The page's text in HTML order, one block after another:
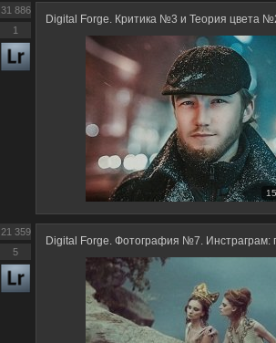
Digital Forge. Критика №3 и Теория цвета
31 886
1
Digital Forge. Фотография №7. Инстраграм:
21 359
5